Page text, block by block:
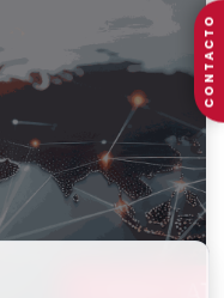
CONTACTO